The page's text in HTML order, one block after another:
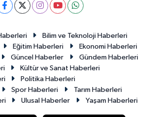
Bilim ve Teknoloji Haberleri
Eğitim Haberleri
Ekonomi Haberleri
Güncel Haberler
Gündem Haberleri
Kültür ve Sanat Haberleri
Politika Haberleri
Spor Haberleri
Tarım Haberleri
Ulusal Haberler Yaşam Haberleri